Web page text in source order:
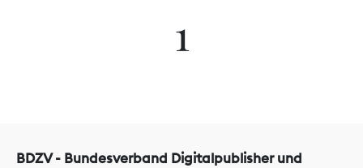
1
BDZV - Bundesverband Digitalpublisher und